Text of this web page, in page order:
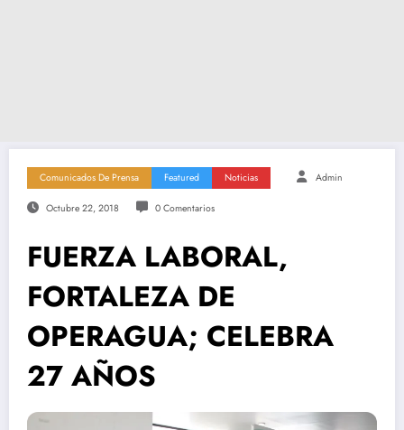
Comunicados De Prensa Featured Noticias Admin
Octubre 22, 2018 0 Comentarios
FUERZA LABORAL,
FORTALEZA DE
OPERAGUA; CELEBRA
27 AÑOS